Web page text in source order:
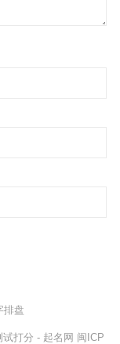
排盘
试打分 - 起名网 闽ICP